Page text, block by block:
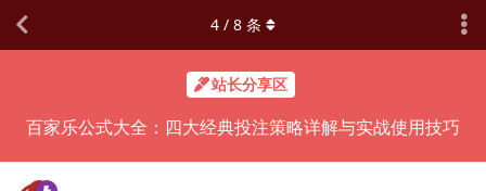
站长分享区
百家乐公式大全：四大经典投注策略详解与实战使用技巧
4 / 8 条